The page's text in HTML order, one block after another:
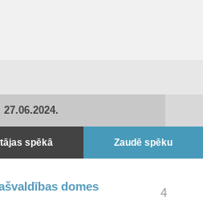
27.06.2024.
spēkā Zaudē spēku
domes
4